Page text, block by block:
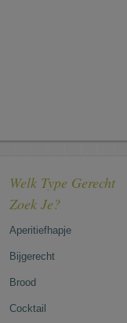
Welk Type Gerecht
Zoek Je?
Aperitiefhapje
Bijgerecht
Brood
Cocktail